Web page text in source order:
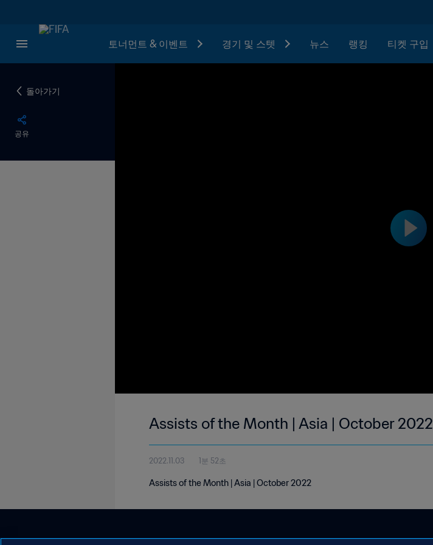
토너먼트 & 이벤트 경기 및 스텟 뉴스 랭킹 티켓 구입
돌아가기
공유
Assists of the Month | Asia | October 2022
2022.11.03 1분 52초
Assists of the Month | Asia | October 2022